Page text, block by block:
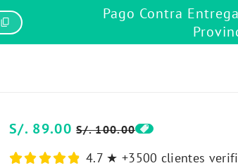
content_copy
Pago Contra
Precio
habitual
S/. 89.00 Precio
de
S/. 100.00
4.7 ★ +3500 clientes